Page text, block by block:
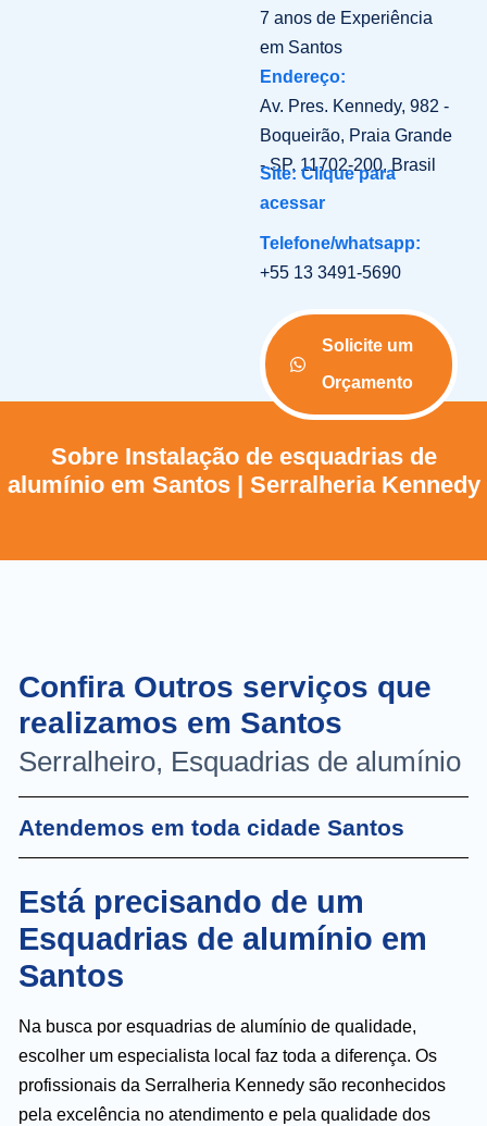
7 anos de Experiência
em Santos
Endereço:
Av. Pres. Kennedy, 982 -
Boqueirão, Praia Grande
- SP, 11702-200, Brasil
Site: Clique para
acessar
Telefone/whatsapp:
+55 13 3491-5690
Solicite um
Orçamento
Sobre Instalação de esquadrias de
alumínio em Santos | Serralheria Kennedy
Confira Outros serviços que
realizamos em Santos
Serralheiro, Esquadrias de alumínio
Atendemos em toda cidade Santos
Está precisando de um
Esquadrias de alumínio em
Santos
Na busca por esquadrias de alumínio de qualidade,
escolher um especialista local faz toda a diferença. Os
profissionais da Serralheria Kennedy são reconhecidos
pela excelência no atendimento e pela qualidade dos